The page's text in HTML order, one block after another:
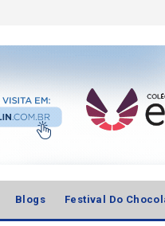
Blogs Festival Do